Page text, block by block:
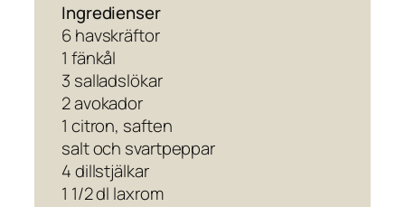
Ingredienser
6 havskräftor
1 fänkål
3 salladslökar
2 avokador
1 citron, saften
salt och svartpeppar
4 dillstjälkar
1 1/2 dl laxrom